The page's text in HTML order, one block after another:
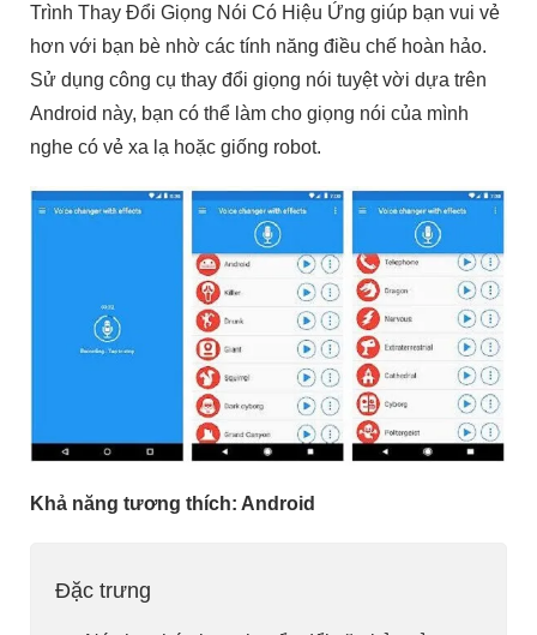
Trình Thay Đổi Giọng Nói Có Hiệu Ứng giúp bạn vui vẻ
hơn với bạn bè nhờ các tính năng điều chế hoàn hảo.
Sử dụng công cụ thay đổi giọng nói tuyệt vời dựa trên
Android này, bạn có thể làm cho giọng nói của mình
nghe có vẻ xa lạ hoặc giống robot.
Khả năng tương thích: Android
Đặc trưng